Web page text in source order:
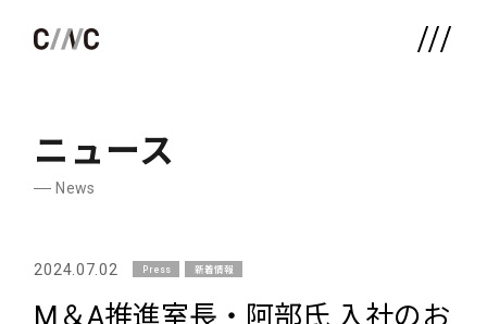
ニュース
News
2024.07.02 Press 新着情報
M＆A推進室長・阿部氏 入社のお